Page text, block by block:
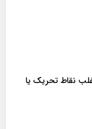
نقاط تحریک یا